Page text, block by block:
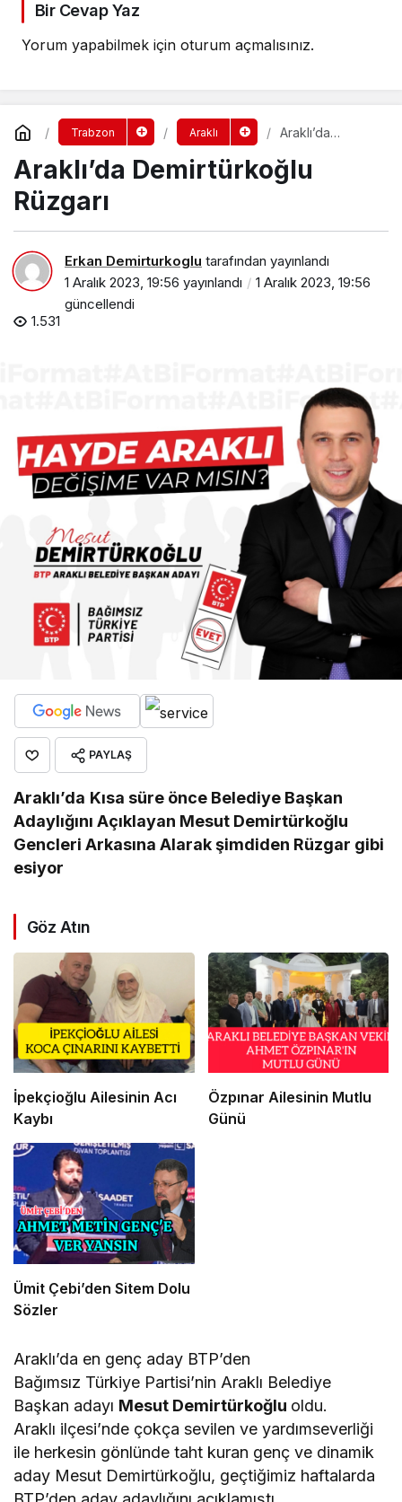
Bir Cevap Yaz
Yorum yapabilmek için oturum açmalısınız.
Trabzon Araklı
Araklı’da
Rüzgarı
Araklı’da Demirtürkoğlu
Rüzgarı
Erkan Demirturkoglu tarafından yayınlandı
1 Aralık 2023, 19:56 yayınlandı
1 Aralık 2023, 19:56
güncellendi
1.531
PAYLAŞ
Araklı’da Kısa süre önce Belediye Başkan
Adaylığını Açıklayan Mesut Demirtürkoğlu
Gencleri Arkasına Alarak şimdiden Rüzgar gibi
esiyor
Göz Atın
İpekçioğlu Ailesinin Acı
Kaybı
Özpınar Ailesinin Mutlu
Günü
Ümit Çebi’den Sitem Dolu
Sözler
Araklı’da en genç aday BTP’den
Bağımsız Türkiye Partisi’nin Araklı Belediye
Başkan adayı Mesut Demirtürkoğlu oldu.
Araklı ilçesi’nde çokça sevilen ve yardımseverliği
ile herkesin gönlünde taht kuran genç ve dinamik
aday Mesut Demirtürkoğlu, geçtiğimiz haftalarda